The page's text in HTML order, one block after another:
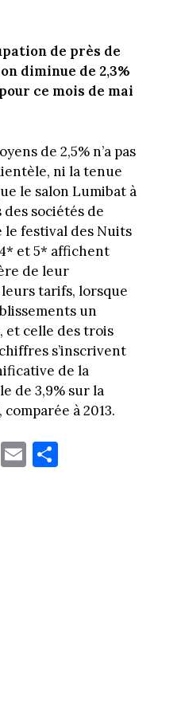
de près de
diminue de 2,3%
ce mois de mai
de 2,5% n’a pas
ni la tenue
le salon Lumibat à
sociétés de
festival des Nuits
et 5* affichent
de leur
tarifs, lorsque
un
et celle des trois
s’inscrivent
de la
de 3,9% sur la
à 2013.
E
m
Pa
rt